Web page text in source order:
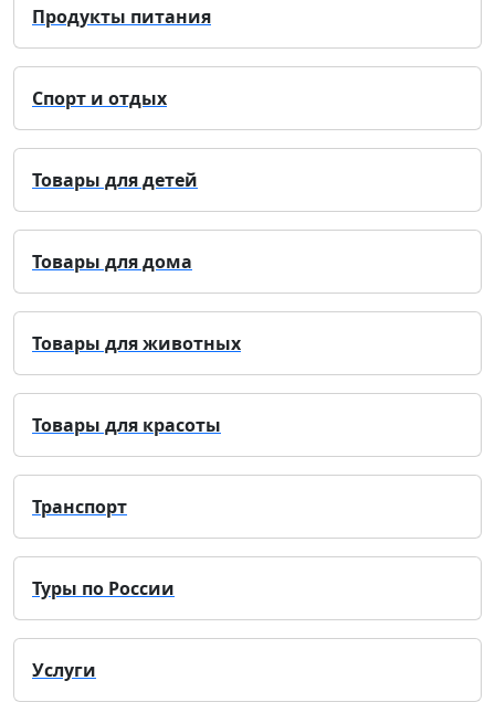
Продукты питания
Спорт и отдых
Товары для детей
Товары для дома
Товары для животных
Товары для красоты
Транспорт
Туры по России
Услуги